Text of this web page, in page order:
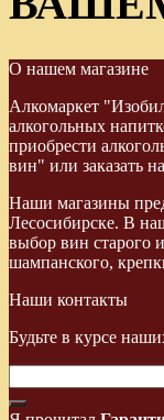
О нашем магазине
Алкомаркет
алкогольных
приобрести
вин" или заказать
Наши магазины
Лесосибирске. В
выбор вин старого
шампанского,
Наши контакты
Будьте в курсе